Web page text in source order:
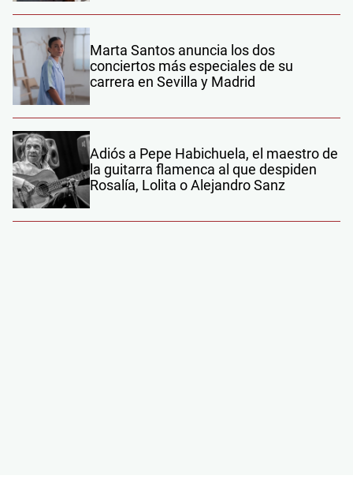
Marta Santos anuncia los dos
conciertos más especiales de su
carrera en Sevilla y Madrid
Adiós a Pepe Habichuela, el maestro de
la guitarra flamenca al que despiden
Rosalía, Lolita o Alejandro Sanz